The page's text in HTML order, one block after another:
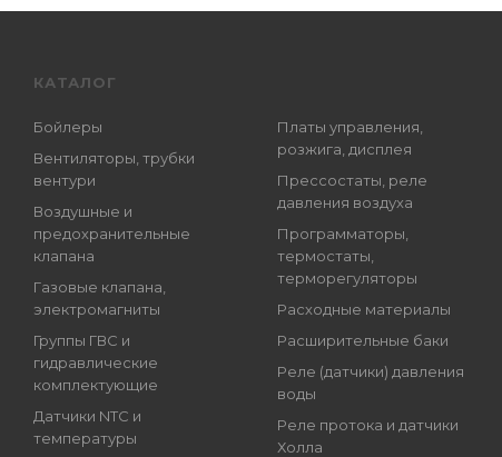
КАТАЛОГ
Бойлеры
Вентиляторы, трубки
вентури
Воздушные и
предохранительные
клапана
Газовые клапана,
электромагниты
Группы ГВС и
гидравлические
комплектующие
Датчики NTC и
температуры
Платы управления,
розжига, дисплея
Прессостаты, реле
давления воздуха
Программаторы,
термостаты,
терморегуляторы
Расходные материалы
Расширительные баки
Реле (датчики) давления
воды
Реле протока и датчики
Холла